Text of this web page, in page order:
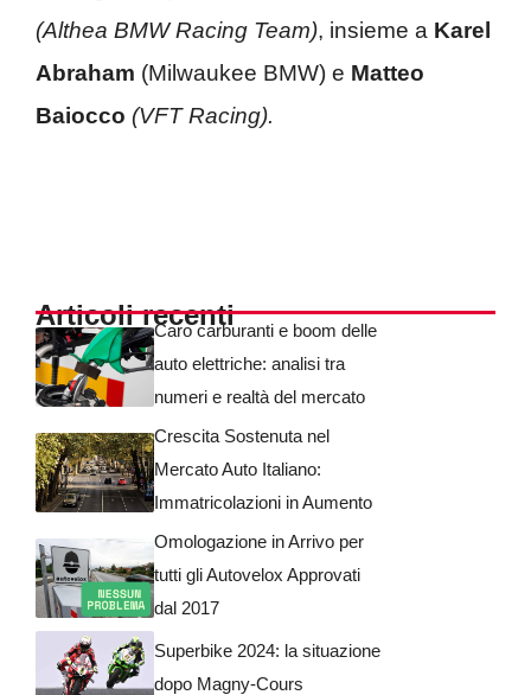
(Althea BMW Racing Team), insieme a Karel
Abraham (Milwaukee BMW) e Matteo
Baiocco (VFT Racing).
Articoli recentiCaro carburanti e boom delle
auto elettriche: analisi tra
numeri e realtà del mercato
Crescita Sostenuta nel
Mercato Auto Italiano:
Immatricolazioni in Aumento
Omologazione in Arrivo per
tutti gli Autovelox Approvati
dal 2017
Superbike 2024: la situazione
dopo Magny-Cours